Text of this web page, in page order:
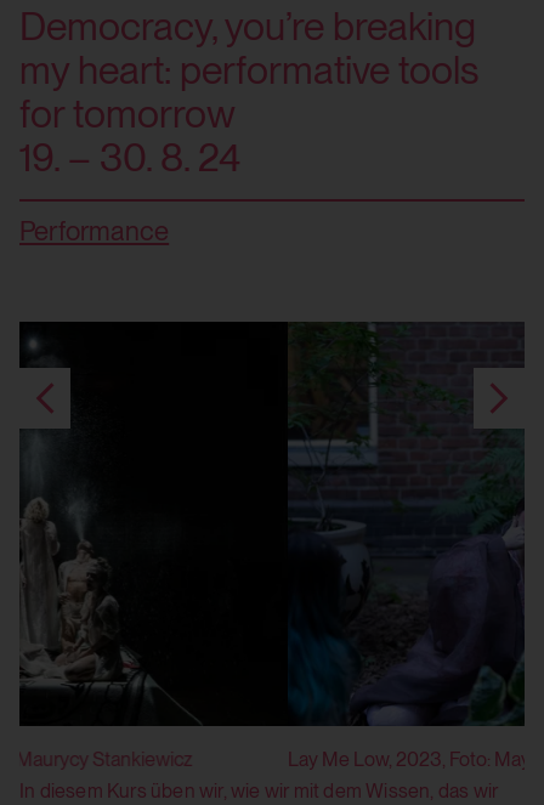
Democracy, you’re breaking
my heart: performative tools
for tomorrow
19. – 30. 8. 24
Performance
Lay Me Low, 2023, Foto: Mayra Wallraff
In diesem Kurs üben wir, wie wir mit dem Wissen, das wir